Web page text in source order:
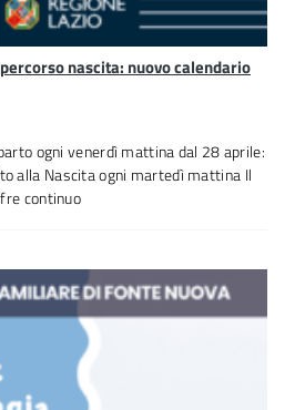
nascita: nuovo calendario
ogni venerdì mattina dal 28 aprile:
alla Nascita ogni martedì mattina Il
continuo